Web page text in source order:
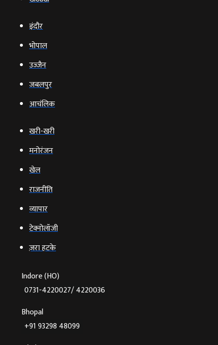
इंदौर
भोपाल
उज्‍जैन
जबलपुर
आचंलिक
खरी-खरी
मनोरंजन
खेल
राजनीति
व्‍यापार
टेक्‍नोलॉजी
ज़रा हटके
Indore (HO)
0731-4220027/ 4220036
Bhopal
+91 93298 48099